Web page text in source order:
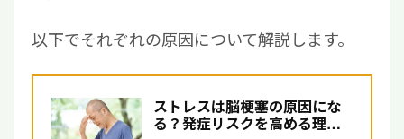
以下でそれぞれの原因について解説します。
ストレスは脳梗塞の原因にな
る？発症リスクを高める理由